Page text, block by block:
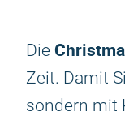
Die
Zeit. Damit
sondern mit